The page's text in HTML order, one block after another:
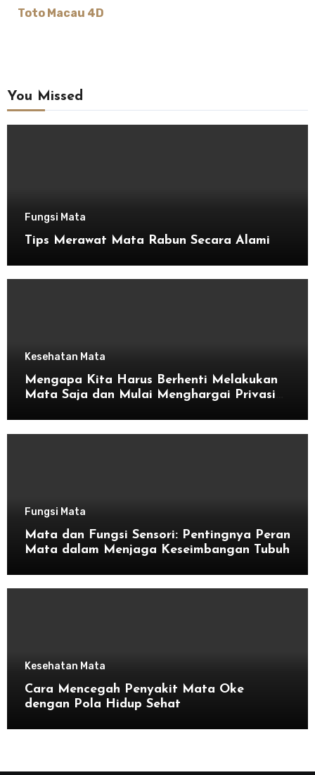
Toto Macau 4D
You Missed
Fungsi Mata
Tips Merawat Mata Rabun Secara Alami
Kesehatan Mata
Mengapa Kita Harus Berhenti Melakukan
Mata Saja dan Mulai Menghargai Privasi
Fungsi Mata
Mata dan Fungsi Sensori: Pentingnya Peran
Mata dalam Menjaga Keseimbangan Tubuh
Kesehatan Mata
Cara Mencegah Penyakit Mata Oke
dengan Pola Hidup Sehat